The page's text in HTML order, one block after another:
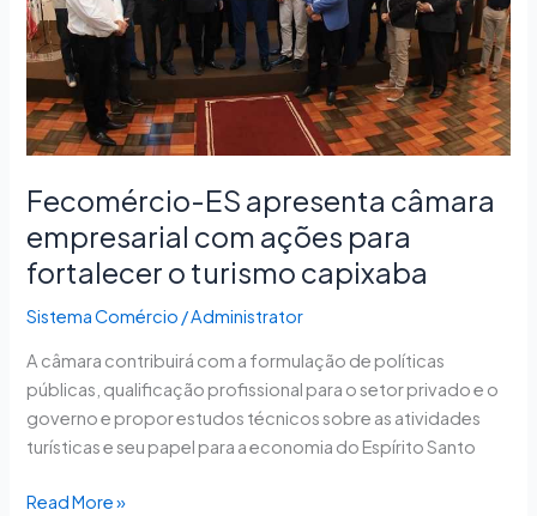
Fecomércio-ES apresenta câmara
empresarial com ações para
fortalecer o turismo capixaba
Sistema Comércio /Administrator
A câmara contribuirá com a formulação de políticas
públicas, qualificação profissional para o setor privado e o
governo e propor estudos técnicos sobre as atividades
turísticas e seu papel para a economia do Espírito Santo
ações
para
fortalecer
o
turismo
capixaba
Read More »